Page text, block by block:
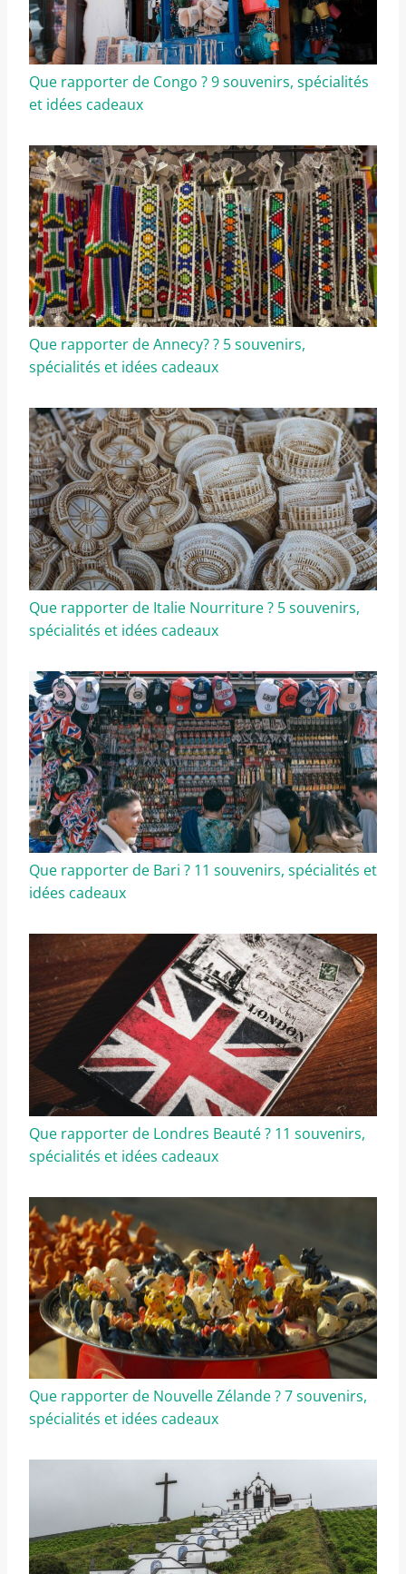
Que rapporter de Congo ? 9 souvenirs, spécialités
et idées cadeaux
Que rapporter de Annecy? ? 5 souvenirs,
spécialités et idées cadeaux
Que rapporter de Italie Nourriture ? 5 souvenirs,
spécialités et idées cadeaux
Que rapporter de Bari ? 11 souvenirs, spécialités et
idées cadeaux
Que rapporter de Londres Beauté ? 11 souvenirs,
spécialités et idées cadeaux
Que rapporter de Nouvelle Zélande ? 7 souvenirs,
spécialités et idées cadeaux